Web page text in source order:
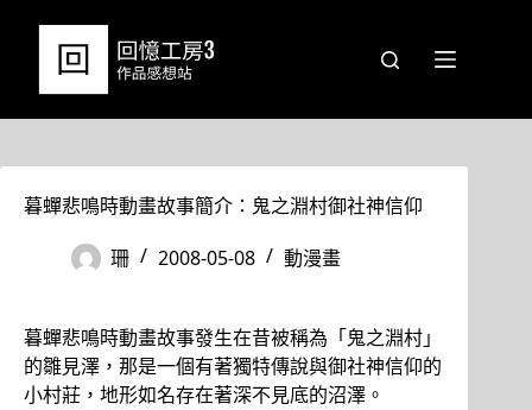
暮蟬悲鳴時動畫故事簡介：鬼之淵村御社神信仰
珊
2008-05-08 動漫畫
暮蟬悲鳴時動畫故事發生在昔被稱為「鬼之淵村」
的雛見澤，那是一個有著獨特傳說與御社神信仰的
小村莊，地形如名存在著深不見底的沼澤。